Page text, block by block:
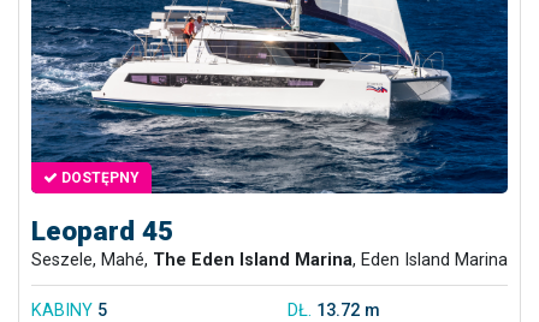
DOSTĘPNY
Leopard 45
Seszele, Mahé, The Eden Island Marina, Eden Island Marina
KABINY 5 DŁ. 13.72 m